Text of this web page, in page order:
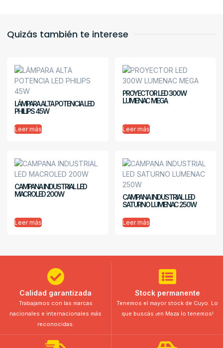
Quizás también te interese
LÁMPARA ALTA POTENCIA LED
PHILIPS 45W
Leer más
PROYECTOR LED 300W
LUMENAC MEGA
Leer más
CAMPANA INDUSTRIAL LED
MACROLED 200W
Leer más
CAMPANA INDUSTRIAL LED
SATURNO LUMENAC 250W
Leer más
Calidad garantizada
Trabajamos con las marcas
nacionales e internacionales más
reconocidas.
Stock permanente
Tenemos el mayor stock de Cuyo. Lo
que buscás ¡en Maza lo tenemos!